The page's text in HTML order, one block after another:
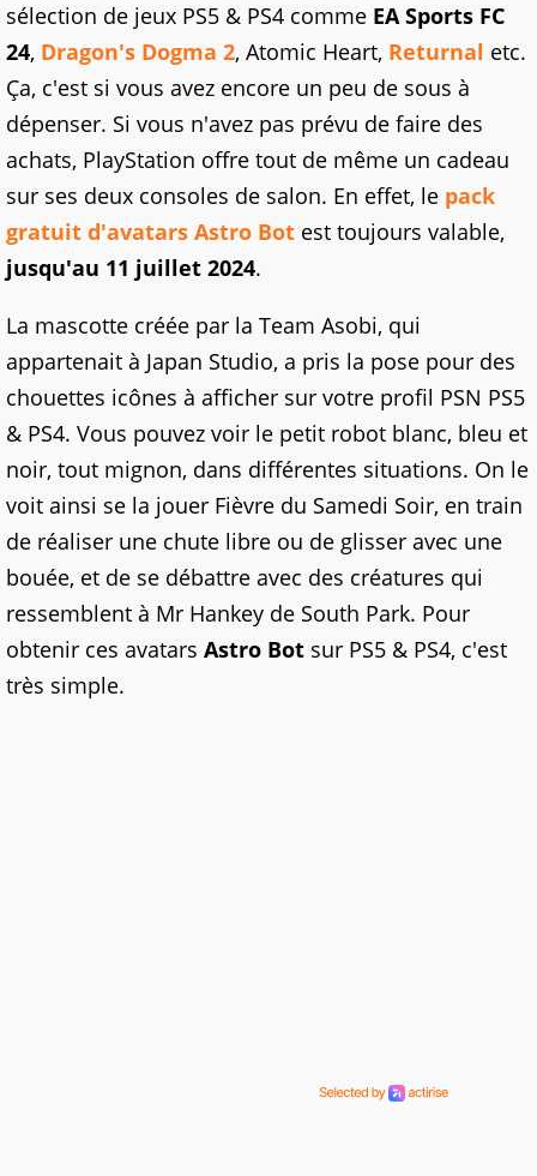
sélection de jeux PS5 & PS4 comme EA Sports FC
24, Dragon's Dogma 2, Atomic Heart, Returnal etc.
Ça, c'est si vous avez encore un peu de sous à
dépenser. Si vous n'avez pas prévu de faire des
achats, PlayStation offre tout de même un cadeau
sur ses deux consoles de salon. En effet, le pack
gratuit d'avatars Astro Bot est toujours valable,
jusqu'au 11 juillet 2024.
La mascotte créée par la Team Asobi, qui
appartenait à Japan Studio, a pris la pose pour des
chouettes icônes à afficher sur votre profil PSN PS5
& PS4. Vous pouvez voir le petit robot blanc, bleu et
noir, tout mignon, dans différentes situations. On le
voit ainsi se la jouer Fièvre du Samedi Soir, en train
de réaliser une chute libre ou de glisser avec une
bouée, et de se débattre avec des créatures qui
ressemblent à Mr Hankey de South Park. Pour
obtenir ces avatars Astro Bot sur PS5 & PS4, c'est
très simple.